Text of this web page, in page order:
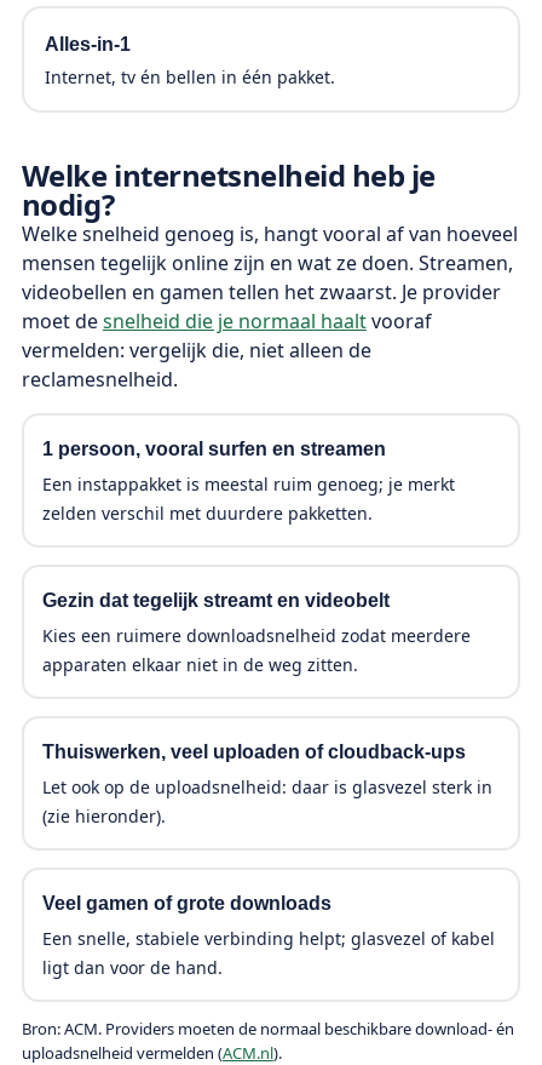
Alles-in-1
Internet, tv én bellen in één pakket.
Welke internetsnelheid heb je
nodig?
Welke snelheid genoeg is, hangt vooral af van hoeveel
mensen tegelijk online zijn en wat ze doen. Streamen,
videobellen en gamen tellen het zwaarst. Je provider
moet desnelheid die je normaal haaltvooraf
vermelden: vergelijk die, niet alleen de
reclamesnelheid.
1 persoon, vooral surfen en streamen
Een instappakket is meestal ruim genoeg; je merkt
zelden verschil met duurdere pakketten.
Gezin dat tegelijk streamt en videobelt
Kies een ruimere downloadsnelheid zodat meerdere
apparaten elkaar niet in de weg zitten.
Thuiswerken, veel uploaden of cloudback-ups
Let ook op de uploadsnelheid: daar is glasvezel sterk in
(zie hieronder).
Veel gamen of grote downloads
Een snelle, stabiele verbinding helpt; glasvezel of kabel
ligt dan voor de hand.
Bron: ACM. Providers moeten de normaal beschikbare download- én
uploadsnelheid vermelden (ACM.nl).